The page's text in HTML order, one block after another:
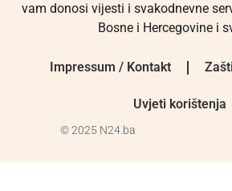
vam donosi vijesti i svakodnevne
Bosne i Hercegovine i
Impressum / Kontakt
Uvjeti korištenja
© 2025 N24.ba